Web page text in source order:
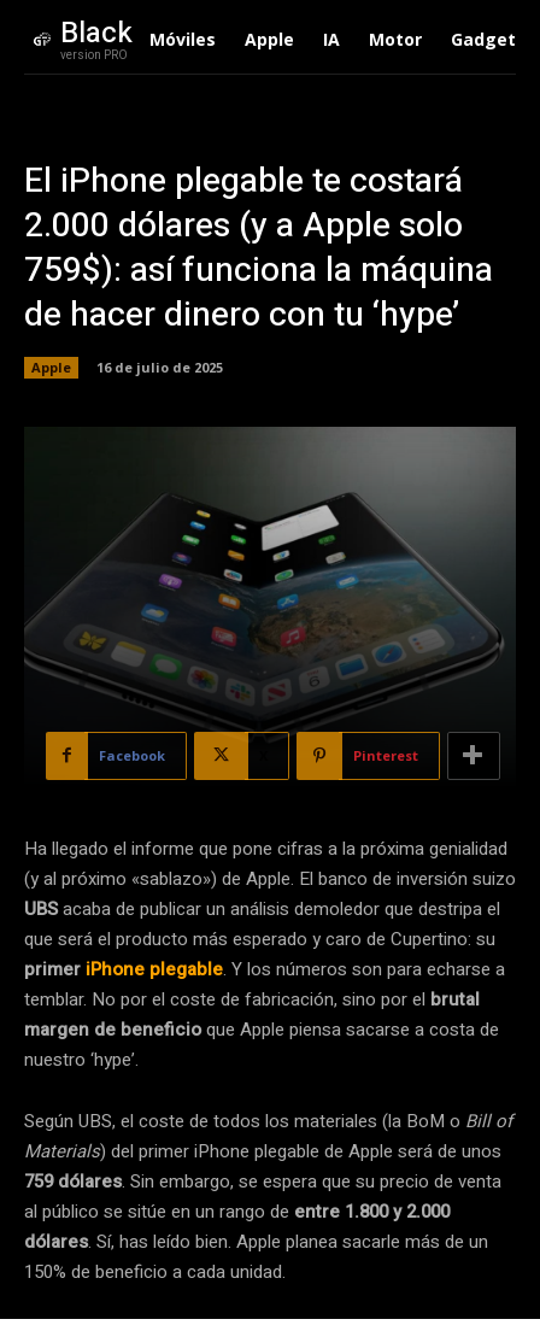
Black
version PRO
Móviles Apple IA Motor Gadgets
El iPhone plegable te costará
2.000 dólares (y a Apple solo
759$): así funciona la máquina
de hacer dinero con tu ‘hype’
Apple 16 de julio de 2025
Facebook Pinterest
Ha llegado el informe que pone cifras a la próxima genialidad
(y al próximo «sablazo») de Apple. El banco de inversión suizo
UBSacaba de publicar un análisis demoledor que destripa el
que será el producto más esperado y caro de Cupertino: su
primer iPhone plegable. Y los números son para echarse a
temblar. No por el coste de fabricación, sino por el brutal
margen de beneficioque Apple piensa sacarse a costa de
nuestro ‘hype’.
Según UBS, el coste de todos los materiales (la BoM o Bill of
Materials) del primer iPhone plegable de Apple será de unos
759 dólares. Sin embargo, se espera que su precio de venta
al público se sitúe en un rango de entre 1.800 y 2.000
dólares. Sí, has leído bien. Apple planea sacarle más de un
150% de beneficio a cada unidad.